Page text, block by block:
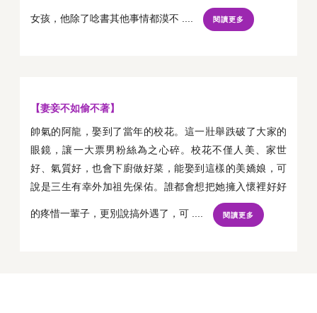
女孩，他除了唸書其他事情都漠不 .... 閱讀更多
【妻妾不如偷不著】
帥氣的阿龍，娶到了當年的校花。這一壯舉跌破了大家的
眼鏡，讓一大票男粉絲為之心碎。校花不僅人美、家世
好、氣質好，也會下廚做好菜，能娶到這樣的美嬌娘，可
說是三生有幸外加祖先保佑。誰都會想把她擁入懷裡好好
的疼惜一輩子，更別說搞外遇了，可 .... 閱讀更多